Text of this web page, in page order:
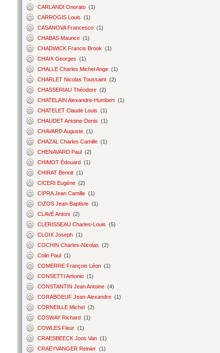
CARLANDI Onorato (1)
CARROGIS Louis (1)
CASANOVA Francesco (1)
CHABAS Maurice (1)
CHADWICK Francis Brook (1)
CHAIX Georges (1)
CHALLE Charles Michel Ange (1)
CHARLET Nicolas Toussaint (2)
CHASSERIAU Théodore (2)
CHATELAIN Alexandre-Humbert (1)
CHATELET Claude Louis (1)
CHAUDET Antoine-Denis (1)
CHAVARD Auguste (1)
CHAZAL Charles Camille (1)
CHENAVARD Paul (2)
CHIMOT Édouard (1)
CHIRAT Benoit (1)
CICERI Eugène (2)
CIPRA Jean Camille (1)
CIZOS Jean-Baptiste (1)
CLAVÉ Antoni (2)
CLERISSEAU Charles-Louis (5)
CLOIX Joseph (1)
COCHIN Charles-Nicolas (2)
Colin Paul (1)
COMERRE François Léon (1)
CONSETTI Antonio (1)
CONSTANTIN Jean Antoine (4)
CORABOEUF Jean-Alexandre (1)
CORNEILLE Michel (2)
COSWAY Richard (1)
COWLES Fleur (1)
CRAESBEECK Joos Van (1)
CRAEYVANGER Reinier (1)